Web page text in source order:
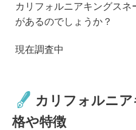
カリフォルニアキングス
があるのでしょうか？
現在調査中
カリフォルニ
格や特徴